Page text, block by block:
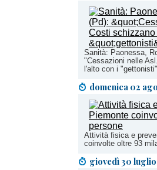
Sanità: Paonessa,
"Cessazioni nelle
l'alto con i "gettonisti"
domenica 02
Attività fisica e
coinvolte oltre 93
giovedì 30 luglio